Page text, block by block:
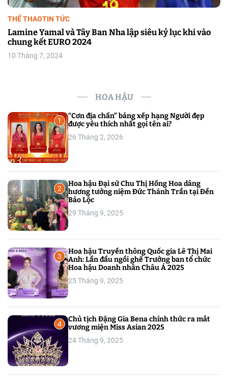
THỂ THAOTIN TỨC
Lamine Yamal và Tây Ban Nha lập siêu kỷ lục khi vào
chung kết EURO 2024
10 Tháng 7, 2024
HOA HẬU
1
“Cơn địa chấn” bảng xếp hạng Người đẹp
được yêu thích nhất gọi tên ai?
26 Tháng 2, 2026
2
Hoa hậu Đại sứ Chu Thị Hồng Hoa dâng
hương tưởng niệm Đức Thánh Trần tại Đền
Bảo Lộc
29 Tháng 9, 2025
3
Hoa hậu Truyền thông Quốc gia Lê Thị Mai
Anh: Lần đầu ngồi ghế Trưởng ban tổ chức
Hoa hậu Doanh nhân Châu Á 2025
25 Tháng 9, 2025
4
Chủ tịch Đặng Gia Bena chính thức ra mắt
vương miện Miss Asian 2025
24 Tháng 9, 2025